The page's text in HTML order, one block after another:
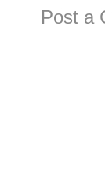
Post a